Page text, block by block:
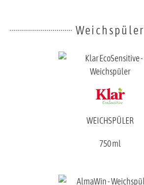
Weichspüler
WEICHSPÜLER
750 ml